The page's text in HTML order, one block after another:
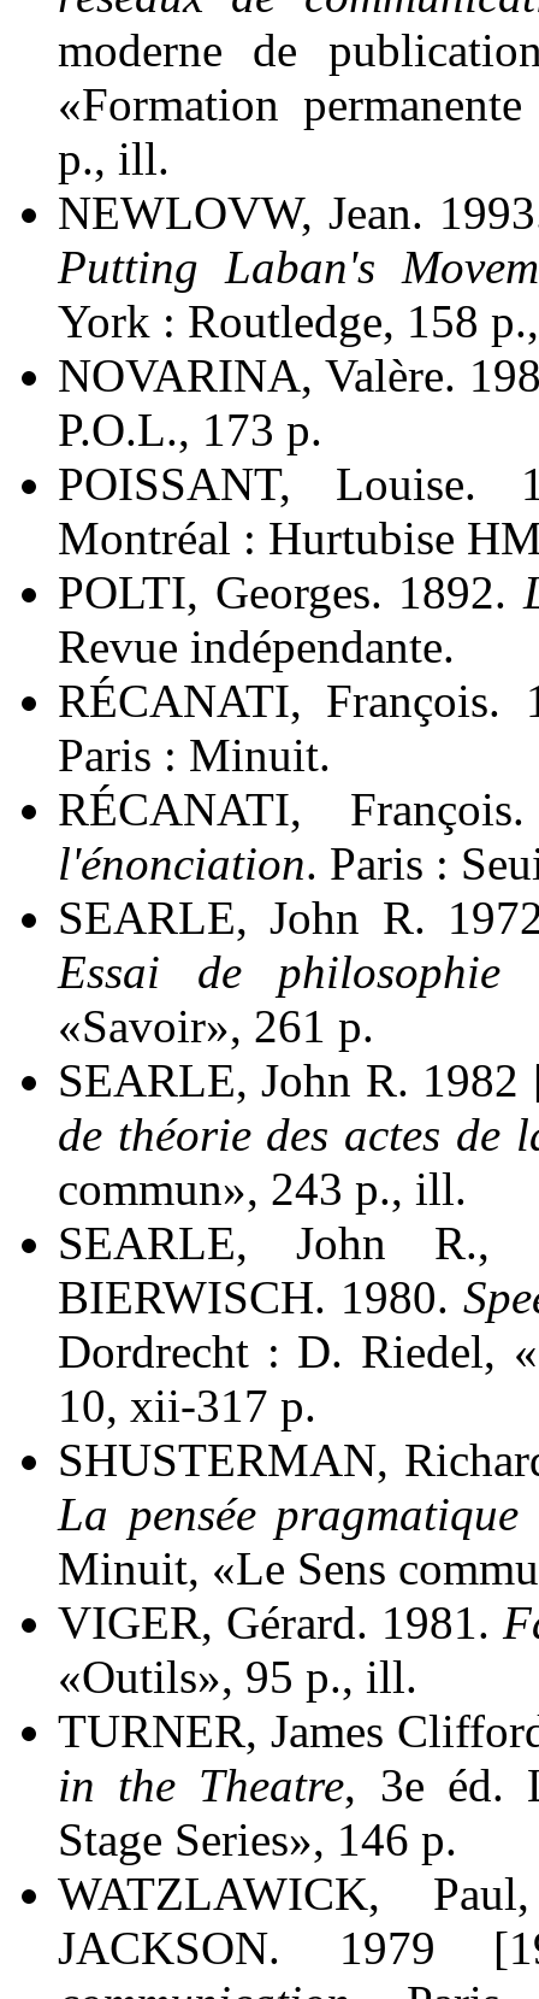
moderne de
«Formation
p., ill.
NEWLOVW, Jean.
Putting Laban's
York : Routledge, 158
NOVARINA, Valère.
P.O.L., 173 p.
POISSANT,
Montréal : Hurtubise
POLTI, Georges. 1892.
Revue indépendante.
RÉCANATI, François.
Paris : Minuit.
RÉCANATI,
l'énonciation. Paris :
SEARLE, John R.
Essai de philosophie
«Savoir», 261 p.
SEARLE, John R.
de théorie des actes de
commun», 243 p., ill.
SEARLE, John R.,
BIERWISCH. 1980.
Dordrecht : D. Riedel,
10, xii-317 p.
SHUSTERMAN,
La pensée
Minuit, «Le Sens
VIGER, Gérard. 1981.
«Outils», 95 p., ill.
TURNER, James
in the Theatre, 3e éd.
Stage Series», 146 p.
WATZLAWICK,
JACKSON. 1979